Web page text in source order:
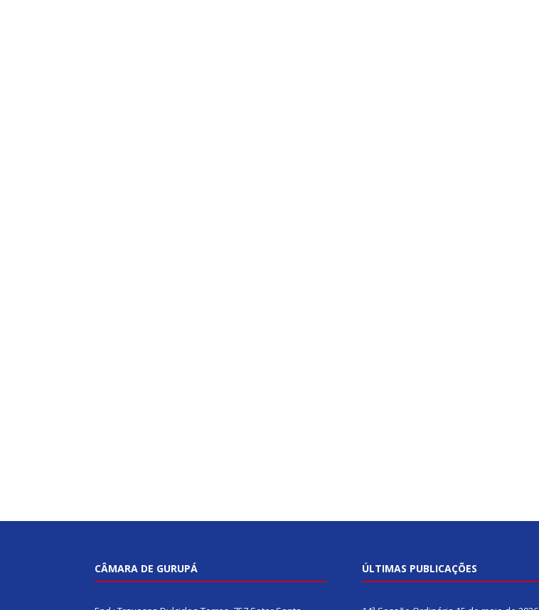
CÂMARA DE GURUPÁ ÚLTIMAS PUBLICAÇÕES